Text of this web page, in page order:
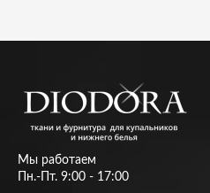
Мы работаем
Пн.-Пт. 9:00 - 17:00